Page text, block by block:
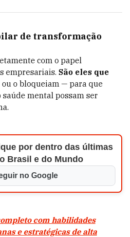
de transformação
com o papel
empresariais. São eles que
o bloqueiam — para que
mental possam ser
por dentro das últimas
Brasil e do Mundo
no Google
com habilidades
e estratégicas de alta